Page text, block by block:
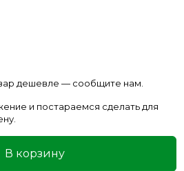
дешевле — сообщите нам.
и постараемся сделать для
В корзину